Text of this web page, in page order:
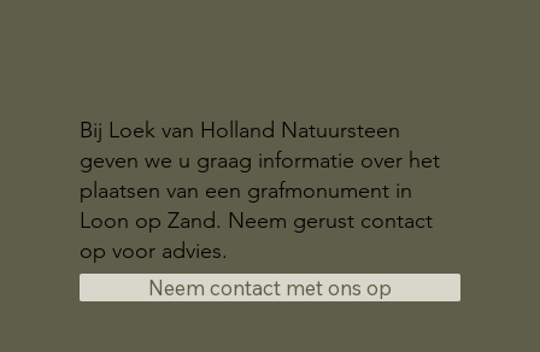
Bij Loek van Holland Natuursteen
geven we u graag informatie over het
plaatsen van een grafmonument in
Loon op Zand. Neem gerust contact
op voor advies.
Neem contact met ons op